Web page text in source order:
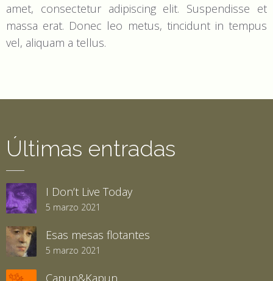
amet, consectetur adipiscing elit. Suspendisse et
massa erat. Donec leo metus, tincidunt in tempus
vel, aliquam a tellus.
Últimas entradas
I Don’t Live Today
5 marzo 2021
Esas mesas flotantes
5 marzo 2021
Capun&Kapun